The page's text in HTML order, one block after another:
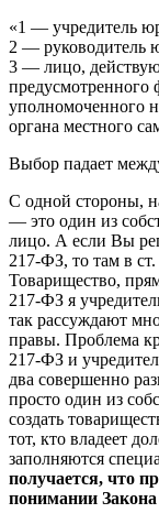
«1 — учредитель
2 — руководитель
3 — лицо,
предусмотренного
уполномоченного
органа местного
Выбор падает
С одной стороны,
— это один из
лицо. А если Вы
217-ФЗ, то там в
Товарищество,
217-ФЗ я
так рассуждают
правы. Проблема
217-ФЗ и
два совершенно
просто один из
создать
тот, кто владеет
заполняются
получается, что
понимании Закона